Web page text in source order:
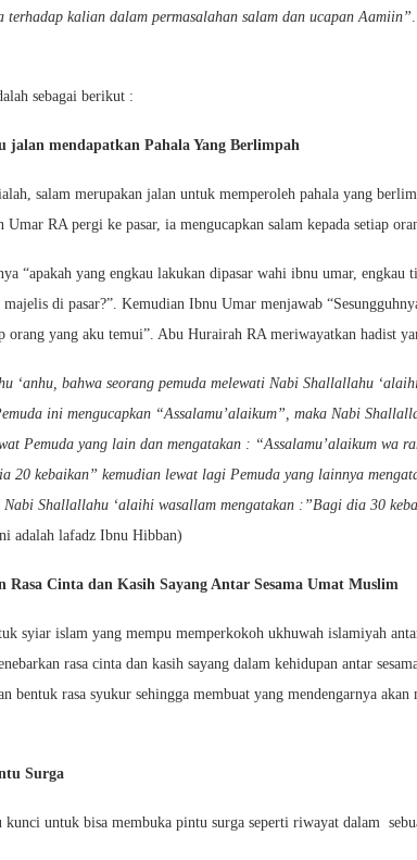
terhadap kalian dalam permasalahan salam dan ucapan Aamiin”
sebagai berikut :
jalan mendapatkan Pahala Yang Berlimpah
salam merupakan jalan untuk memperoleh pahala yang
RA pergi ke pasar, ia mengucapkan salam kepada setiap
“apakah yang engkau lakukan dipasar wahi ibnu umar,
di pasar?”. Kemudian Ibnu Umar menjawab
orang yang aku temui”. Abu Hurairah RA meriwayatkan hadist
‘anhu, bahwa seorang pemuda melewati Nabi Shallallahu
ini mengucapkan “Assalamu’alaikum”, maka Nabi
Pemuda yang lain dan mengatakan : “Assalamu’alaikum wa
20 kebaikan” kemudian lewat lagi Pemuda yang lainnya
Shallallahu ‘alaihi wasallam mengatakan :”Bagi dia 30
adalah lafadz Ibnu Hibban)
Rasa Cinta dan Kasih Sayang Antar Sesama Umat Muslim
syiar islam yang mempu memperkokoh ukhuwah islamiyah
rasa cinta dan kasih sayang dalam kehidupan antar
bentuk rasa syukur sehingga membuat yang mendengarnya
Surga
kunci untuk bisa membuka pintu surga seperti riwayat dalam